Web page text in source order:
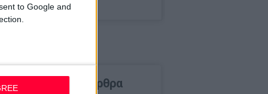
to Google and
δημοφιλέστερα άρθρα